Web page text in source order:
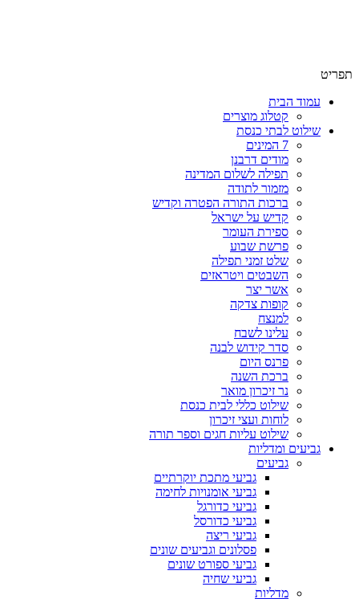
תפריט
עמוד הבית
קטלוג מוצרים
שילוט לבתי כנסת
7 המינים
מודים דרבנן
תפילה לשלום המדינה
מזמור לתודה
ברכות התורה הפטרה וקדיש
קדיש על ישראל
ספירת העומר
פרשת שבוע
שלט זמני תפילה
השבטים ויטראזים
אשר יצר
קופות צדקה
למנצח
עלינו לשבח
סדר קידוש לבנה
פרנס היום
ברכת השנה
נר זיכרון מואר
שילוט כללי לבית כנסת
לוחות ועצי זיכרון
שילוט עליות חגים וספר תורה
גביעים ומדליות
גביעים
גביעי מתכת יוקרתיים
גביעי אומנויות לחימה
גביעי כדורגל
גביעי כדורסל
גביעי ריצה
פסלונים וגביעים שונים
גביעי ספורט שונים
גביעי שחיה
מדליות